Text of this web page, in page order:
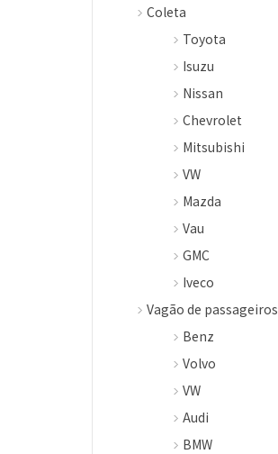
Coleta
Toyota
Isuzu
Nissan
Chevrolet
Mitsubishi
VW
Mazda
Vau
GMC
Iveco
Vagão de passageiros
Benz
Volvo
VW
Audi
BMW